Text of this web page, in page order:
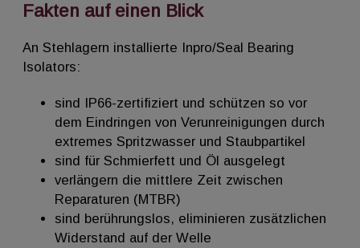
Fakten auf einen Blick
An Stehlagern installierte Inpro/Seal Bearing
Isolators:
sind IP66-zertifiziert und schützen so vor
dem Eindringen von Verunreinigungen durch
extremes Spritzwasser und Staubpartikel
sind für Schmierfett und Öl ausgelegt
verlängern die mittlere Zeit zwischen
Reparaturen (MTBR)
sind berührungslos, eliminieren zusätzlichen
Widerstand auf der Welle